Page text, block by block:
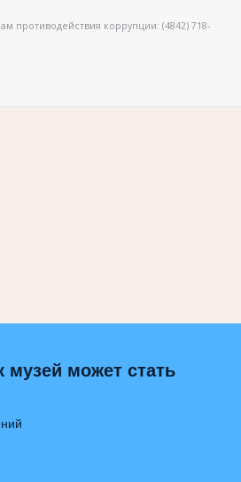
противодействия коррупции: (4842) 718-
музей может стать